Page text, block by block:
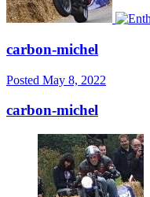
carbon-michel
Posted May 8, 2022
carbon-michel